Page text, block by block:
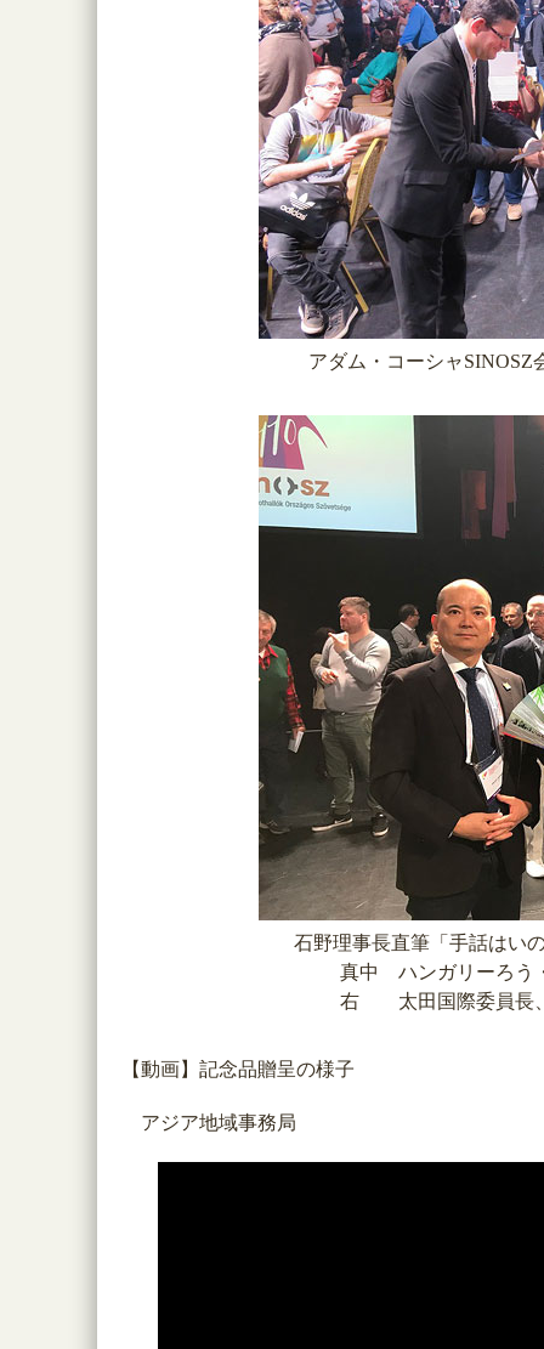
アダム・コーシャ
石野理事長直筆「手話はい
真中 ハンガリーろう
右 太田国際委員長、
【動画】記念品贈呈の様子
アジア地域事務局